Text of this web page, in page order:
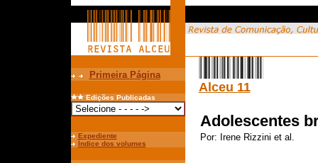
Primeira Página
Edições Publicadas
Expediente
Índice dos volumes
Alceu 11
Adolescentes
Por: Irene Rizzini et al.